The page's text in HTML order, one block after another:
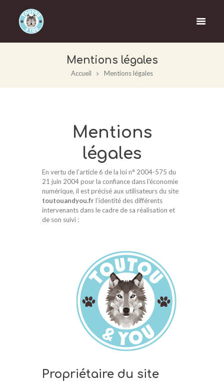
Mentions légales
Accueil Mentions légales
Mentions
légales
En vertu de l’article 6 de la loi n° 2004-575 du
21 juin 2004 pour la confiance dans l’économie
numérique, il est précisé aux utilisateurs du site
toutouandyou.frl’identité des différents
intervenants dans le cadre de sa réalisation et
de son suivi :
Propriétaire du site